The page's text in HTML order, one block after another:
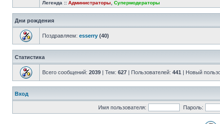
Легенда :: Администраторы Супермодераторы
Дни рождения
Поздравляем: esserry (40)
Статистика
Всего сообщений: 2039 | Тем: 627 | Пользователей: 441 | Новый
Вход
Имя пользователя: Пароль: